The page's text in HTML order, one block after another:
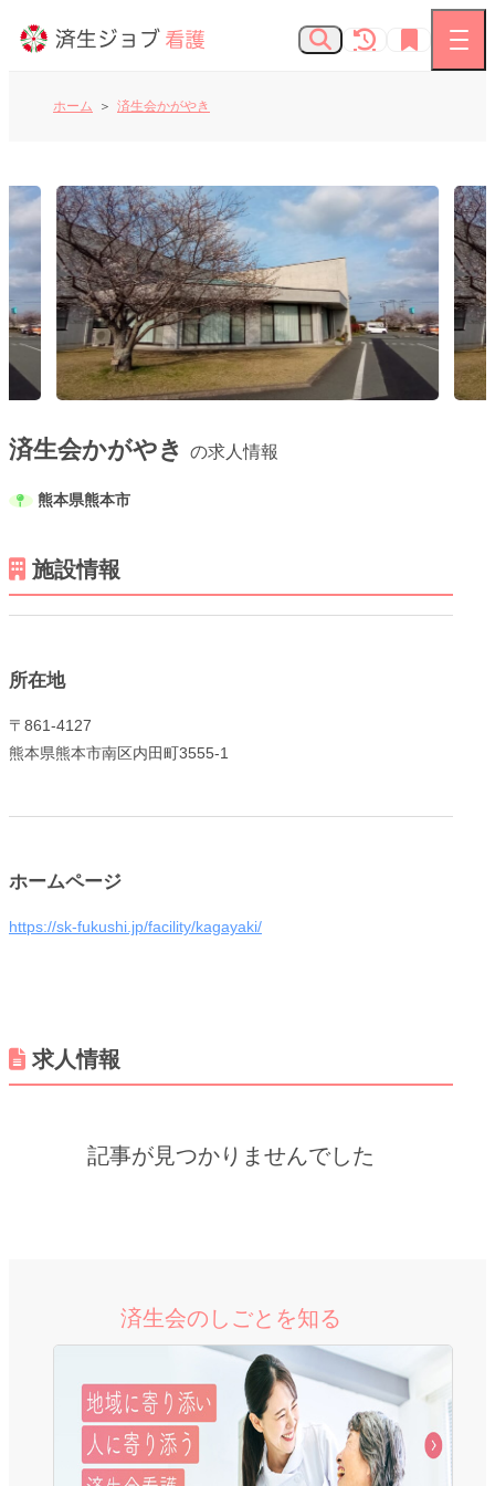
お知らせ
よくあるご質問
済生会Webサイト
済生会のしごとを知る
ホーム 済生会かがやき
済生会かがやき の求人情報
熊本県熊本市
施設情報
所在地
〒861-4127
熊本県熊本市南区内田町3555-1
ホームページ
https://sk-fukushi.jp/facility/kagayaki/
求人情報
記事が見つかりませんでした
済生会のしごとを知る